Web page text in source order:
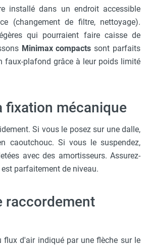
installé dans un endroit accessible
(changement de filtre, nettoyage).
qui pourraient faire caisse de
Minimax compacts sont parfaits
faux-plafond grâce à leur poids limité
fixation mécanique
Si vous le posez sur une dalle,
caoutchouc. Si vous le suspendez,
avec des amortisseurs. Assurez-
parfaitement de niveau.
raccordement
flux d'air indiqué par une flèche sur le